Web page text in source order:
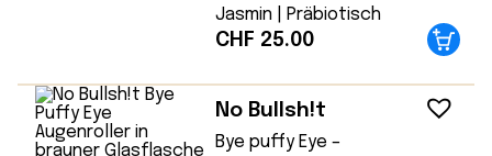
Jasmin | Präbiotisch
CHF 25.00
No Bullsh!t
Bye puffy Eye –